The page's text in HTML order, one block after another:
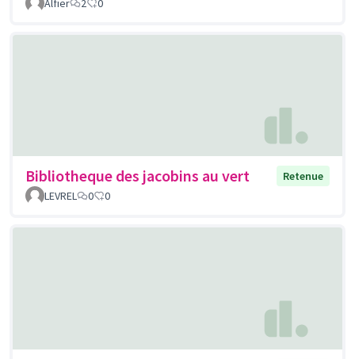
Alfier 2 0
Bibliotheque des jacobins au vert
Retenue
LEVREL
0 0